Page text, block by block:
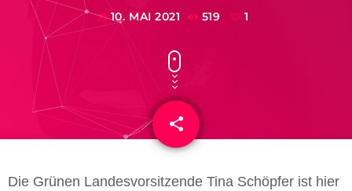
today 10. MAI 2021 519 1
share
email
Die Grünen Landesvorsitzende Tina Schöpfer ist hier